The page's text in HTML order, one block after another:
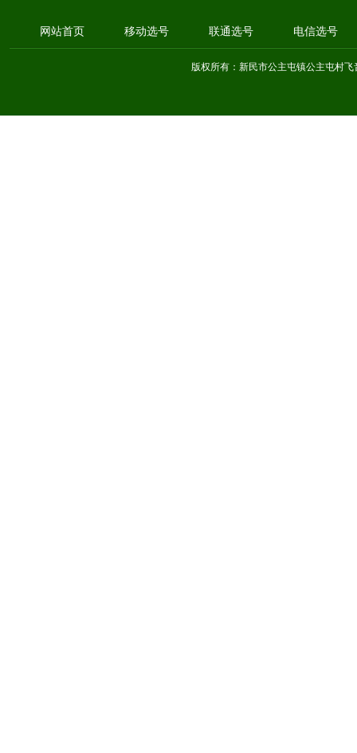
网站首页 移动选号 联通选号 电信选号
版权所有：新民市公主屯镇公主屯村